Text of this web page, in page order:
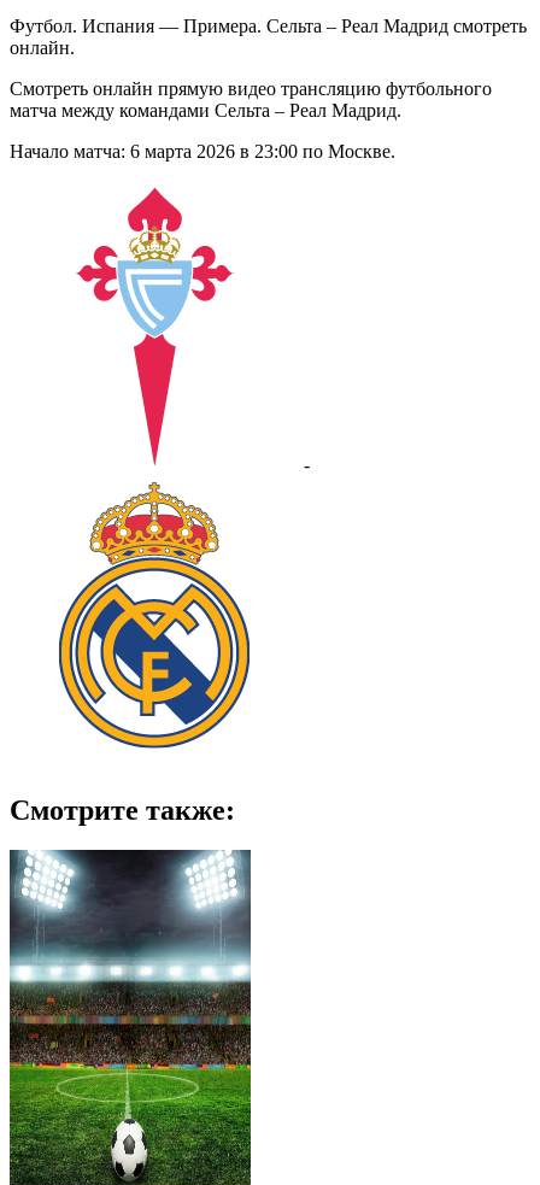
Футбол. Испания — Примера. Сельта – Реал Мадрид смотреть
онлайн.
Смотреть онлайн прямую видео трансляцию футбольного
матча между командами Сельта – Реал Мадрид.
Начало матча: 6 марта 2026 в 23:00 по Москве.
-
Смотрите также: